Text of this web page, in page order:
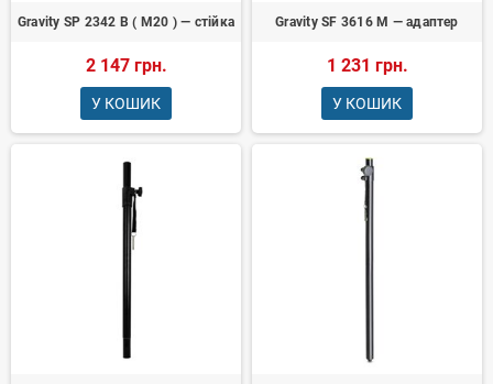
Gravity SP 2342 B ( М20 ) — стійка
2 147 грн.
У КОШИК
Gravity SF 3616 M — адаптер
1 231 грн.
У КОШИК